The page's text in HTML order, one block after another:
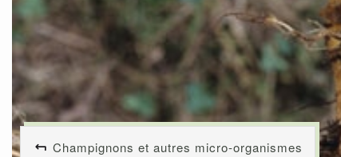
Champignons et autres micro-organismes